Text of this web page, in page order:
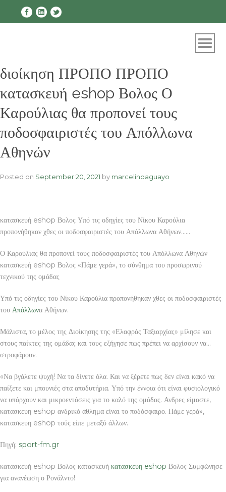
διοίκηση ΠΡΟΠΟ ΠΡΟΠΟ
κατασκευή eshop Βολος Ο
Καρούλιας θα προπονεί τους
ποδοσφαιριστές του Απόλλωνα
Αθηνών
Posted on September 20, 2021 by marcelinoaguayo
κατασκευή eshop Βολος Υπό τις οδηγίες του Νίκου Καρούλια
προπονήθηκαν χθες οι ποδοσφαιριστές του Απόλλωνα Αθήνων……
Ο Καρούλιας θα προπονεί τους ποδοσφαιριστές του Απόλλωνα Αθηνών
κατασκευή eshop Βολος «Πάμε γερά», το σύνθημα του προσωρινού
τεχνικού της ομάδας
Υπό τις οδηγίες του Νίκου Καρούλια προπονήθηκαν χθες οι ποδοσφαιριστές
του Απόλλωνα Αθήνων.
Μάλιστα, το μέλος της Διοίκησης της «Ελαφράς Ταξιαρχίας» μίλησε και
στους παίκτες της ομάδας και τους εξήγησε πως πρέπει να αρχίσουν να…
στροφάρουν.
«Να βγάλετε ψυχή! Να τα δίνετε όλα. Και να ξέρετε πως δεν είναι κακό να
παίξετε και μπουνιές στα αποδυτήρια. Υπό την έννοια ότι είναι φυσιολογικό
να υπάρχουν και μικροεντάσεις για το καλό της ομάδας. Ανδρες είμαστε,
κατασκευη eshop ανδρικό άθλημα είναι το ποδόσφαιρο. Πάμε γερά»,
κατασκευη eshop τούς είπε μεταξύ άλλων.
Πηγή: sport-fm.gr
κατασκευή eshop Βολος κατασκευή κατασκευη eshop Βολος Συμφώνησε
για ανανέωση ο Ρονάλντο!